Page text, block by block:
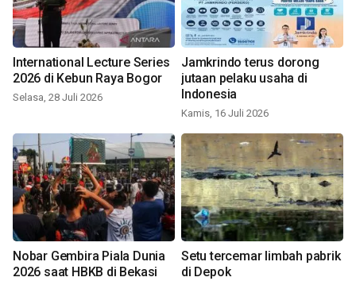
International Lecture Series
2026 di Kebun Raya Bogor
Selasa, 28 Juli 2026
Jamkrindo terus dorong
jutaan pelaku usaha di
Indonesia
Kamis, 16 Juli 2026
Nobar Gembira Piala Dunia
2026 saat HBKB di Bekasi
Setu tercemar limbah pabrik
di Depok